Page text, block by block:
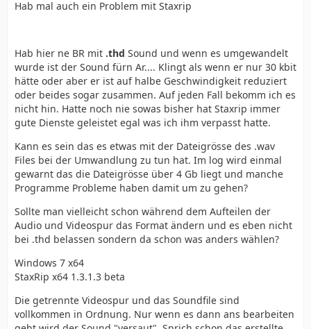
Hab mal auch ein Problem mit Staxrip
Hab hier ne BR mit .thd Sound und wenn es umgewandelt
wurde ist der Sound fürn Ar.... Klingt als wenn er nur 30 kbit
hätte oder aber er ist auf halbe Geschwindigkeit reduziert
oder beides sogar zusammen. Auf jeden Fall bekomm ich es
nicht hin. Hatte noch nie sowas bisher hat Staxrip immer
gute Dienste geleistet egal was ich ihm verpasst hatte.
Kann es sein das es etwas mit der Dateigrösse des .wav
Files bei der Umwandlung zu tun hat. Im log wird einmal
gewarnt das die Dateigrösse über 4 Gb liegt und manche
Programme Probleme haben damit um zu gehen?
Sollte man vielleicht schon während dem Aufteilen der
Audio und Videospur das Format ändern und es eben nicht
bei .thd belassen sondern da schon was anders wählen?
Windows 7 x64
StaxRip x64 1.3.1.3 beta
Die getrennte Videospur und das Soundfile sind
vollkommen in Ordnung. Nur wenn es dann ans bearbeiten